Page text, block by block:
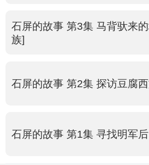
石屏的故事 第3集 马背驮来
族]
石屏的故事 第2集 探访豆腐
石屏的故事 第1集 寻找明军